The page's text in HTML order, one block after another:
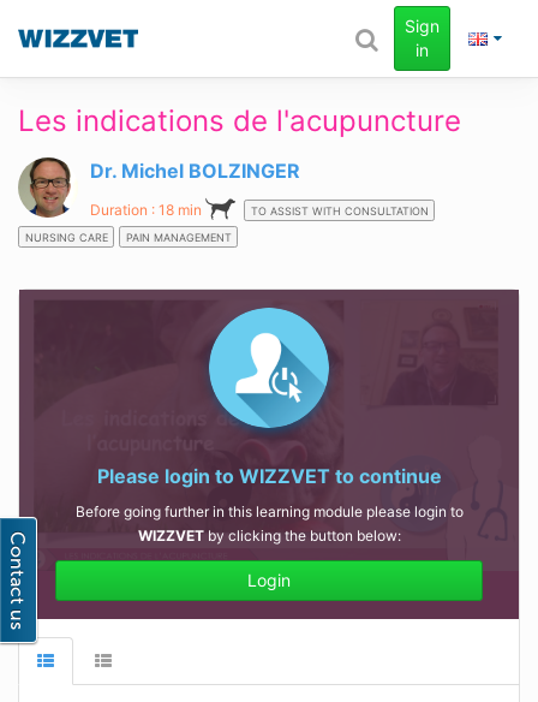
Sign
in
Les indications de l'acupuncture
Dr. Michel BOLZINGER
Duration : 18 min
TO ASSIST WITH CONSULTATION
NURSING CARE
PAIN MANAGEMENT
Please login to WIZZVETto continue
Before going further in this learning module please login to
WIZZVETby clicking the button below:
Login